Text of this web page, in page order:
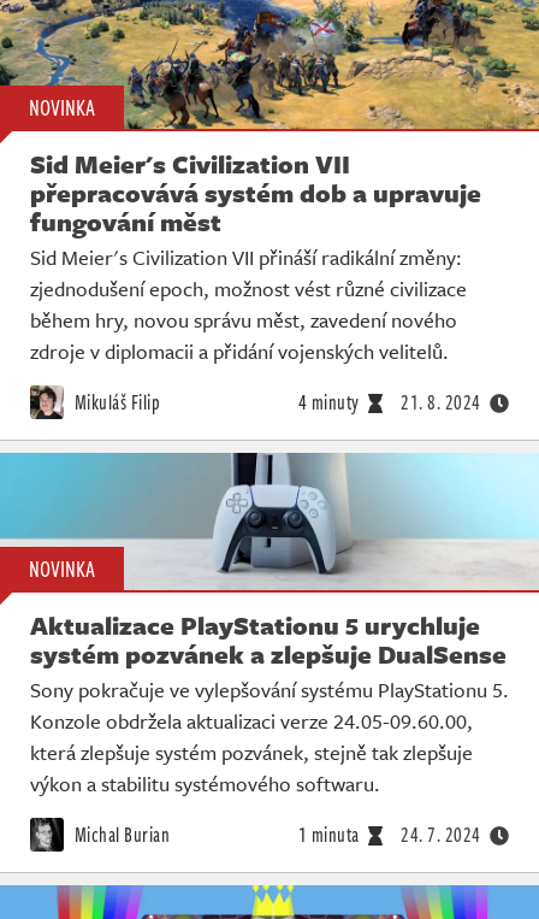
NOVINKA
Sid Meier's Civilization VII
přepracovává systém dob a upravuje
fungování měst
Sid Meier's Civilization VII přináší radikální změny:
zjednodušení epoch, možnost vést různé civilizace
během hry, novou správu měst, zavedení nového
zdroje v diplomacii a přidání vojenských velitelů.
Mikuláš Filip 4 minuty 21. 8. 2024
NOVINKA
Aktualizace PlayStationu 5 urychluje
systém pozvánek a zlepšuje DualSense
Sony pokračuje ve vylepšování systému PlayStationu 5.
Konzole obdržela aktualizaci verze 24.05-09.60.00,
která zlepšuje systém pozvánek, stejně tak zlepšuje
výkon a stabilitu systémového softwaru.
Michal Burian 1 minuta 24. 7. 2024